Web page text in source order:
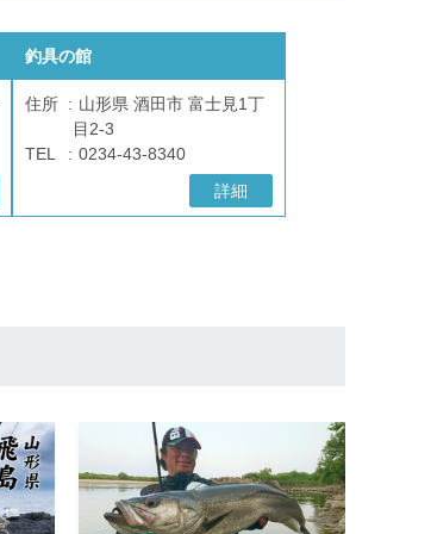
釣具の館
住所
山形県 酒田市 富士見1丁
目2-3
TEL
0234-43-8340
詳細